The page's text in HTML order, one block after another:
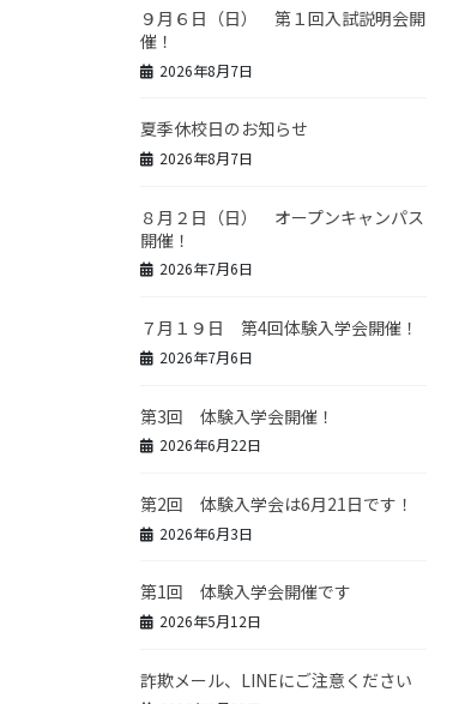
９月６日（日） 第１回入試説明会開
催！
2026年8月7日
夏季休校日のお知らせ
2026年8月7日
８月２日（日） オープンキャンパス
開催！
2026年7月6日
７月１９日 第4回体験入学会開催！
2026年7月6日
第3回 体験入学会開催！
2026年6月22日
第2回 体験入学会は6月21日です！
2026年6月3日
第1回 体験入学会開催です
2026年5月12日
詐欺メール、LINEにご注意ください